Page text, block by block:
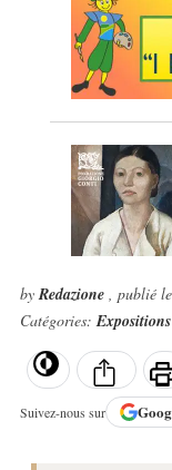
byRedazione , publié
Catégories:
Suivez-nous sur